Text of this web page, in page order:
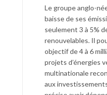
Le groupe anglo-
baisse de ses
seulement 3 à 5%
renouvelables. Il
objectif de 4 à 6
projets d’énergies
multinationale
aux